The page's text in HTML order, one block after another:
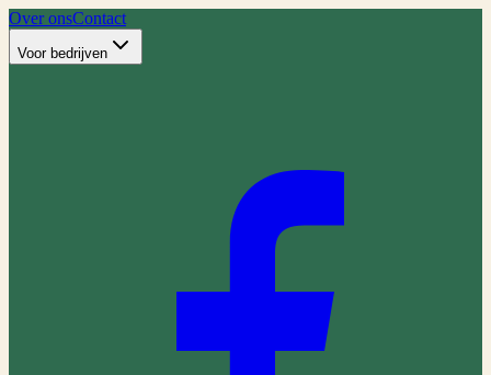
Over onsContact
Voor bedrijven